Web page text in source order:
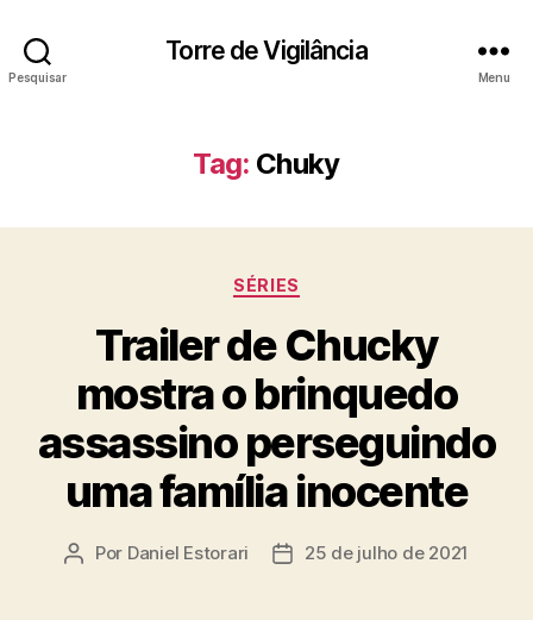
Pesquisar
Torre de Vigilância
Menu
Tag: Chuky
Categorias
SÉRIES
Trailer de Chucky
mostra o brinquedo
assassino perseguindo
uma família inocente
Autor
Por Daniel Estorari
Data25 de julho de 2021